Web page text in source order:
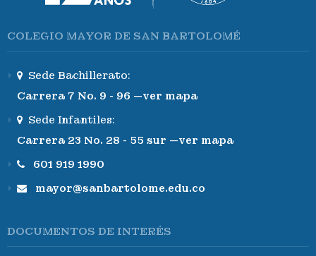
COLEGIO MAYOR DE SAN BARTOLOMÉ
Sede Bachillerato:
Carrera 7 No. 9 - 96 —ver mapa
Sede Infantiles:
Carrera 23 No. 28 - 55 sur —ver mapa
601 919 1990
mayor@sanbartolome.edu.co
DOCUMENTOS DE INTERÉS